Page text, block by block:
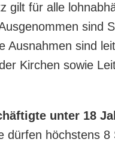
gilt für alle
sind
Ausnahmen sind
Kir­chen sowie
unter 18
dürfen höchstens